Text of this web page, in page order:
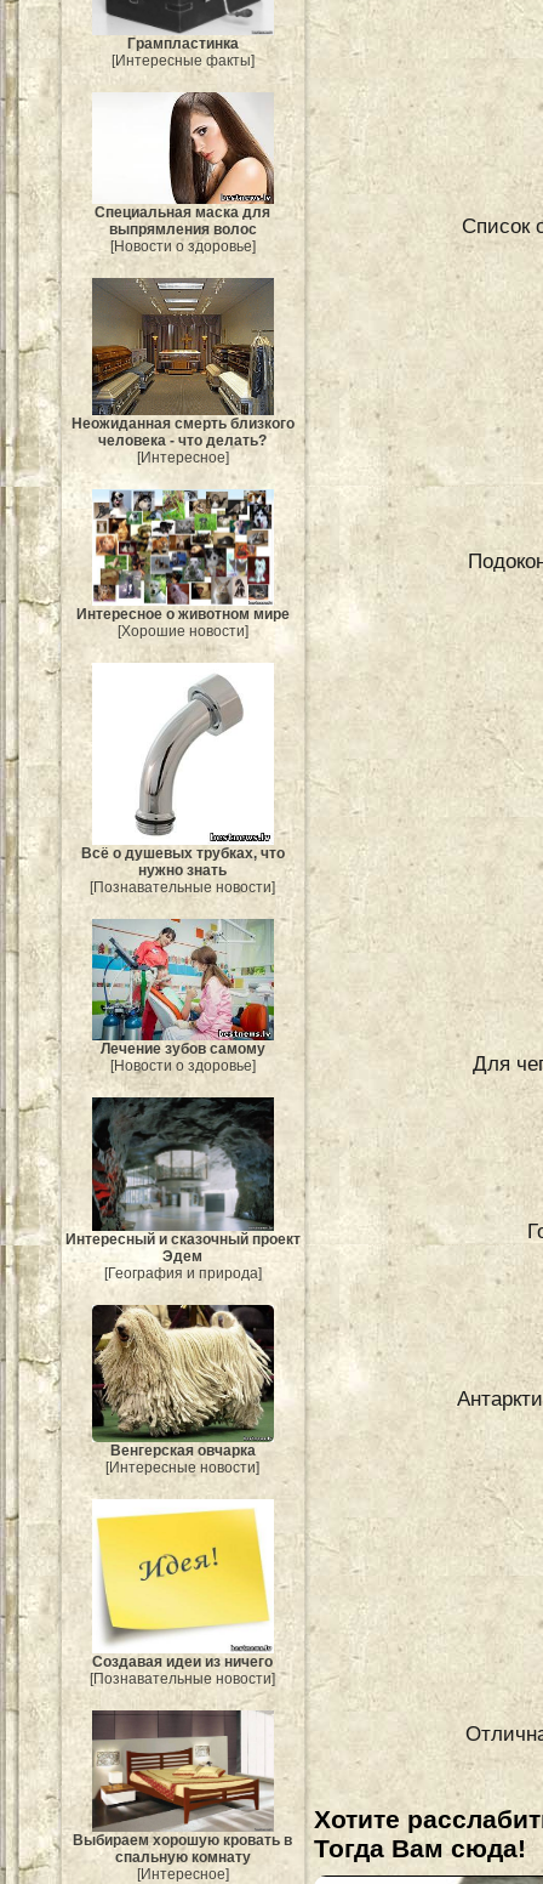
Грампластинка
[Интересные факты]
Специальная маска для
выпрямления волос
[Новости о здоровье]
Неожиданная смерть близкого
человека - что делать?
[Интересное]
Интересное о животном мире
[Хорошие новости]
Всё о душевых трубках, что
нужно знать
[Познавательные новости]
Лечение зубов самому
[Новости о здоровье]
Интересный и сказочный проект
Эдем
[География и природа]
Венгерская овчарка
[Интересные новости]
Создавая идеи из ничего
[Познавательные новости]
Выбираем хорошую кровать в
спальную комнату
[Интересное]
Список
Для
Хотите
Тогда Вам сюда!